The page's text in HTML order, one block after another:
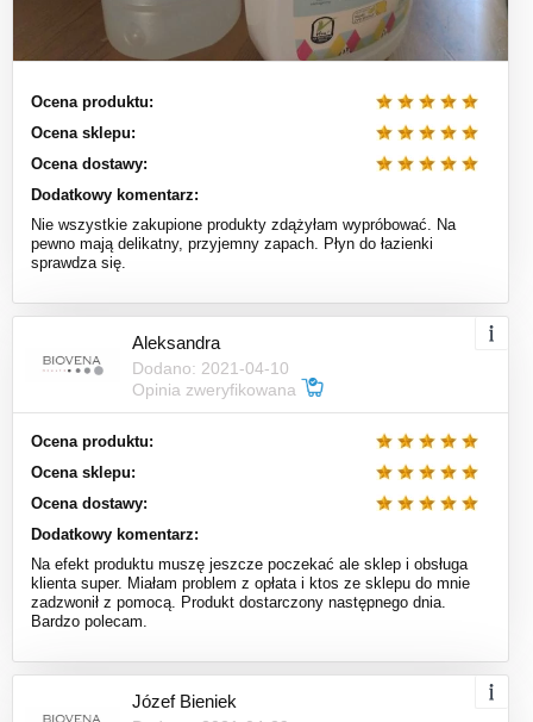
Ocena produktu:
Ocena sklepu:
Ocena dostawy:
Dodatkowy komentarz:
Nie wszystkie zakupione produkty zdążyłam wypróbować. Na
pewno mają delikatny, przyjemny zapach. Płyn do łazienki
sprawdza się.
Aleksandra
Dodano: 2021-04-10
Opinia zweryfikowana
Ocena produktu:
Ocena sklepu:
Ocena dostawy:
Dodatkowy komentarz:
Na efekt produktu muszę jeszcze poczekać ale sklep i obsługa
klienta super. Miałam problem z opłata i ktos ze sklepu do mnie
zadzwonił z pomocą. Produkt dostarczony następnego dnia.
Bardzo polecam.
Józef Bieniek